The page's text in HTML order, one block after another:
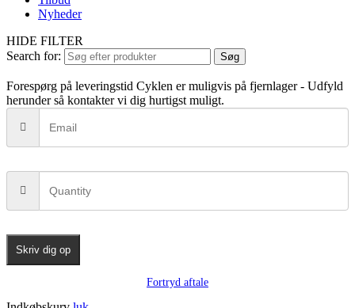
Nyheder
HIDE FILTER
Search for:
Søg
Forespørg på leveringstid Cyklen er muligvis på fjernlager - Udfyld
herunder så kontakter vi dig hurtigst muligt.
Skriv dig op
Fortryd aftale